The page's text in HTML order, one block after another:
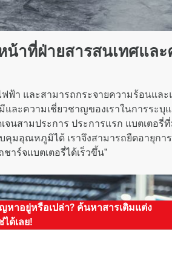
น้าที่ฝ่ายสารสนเทศแล
ฟ้า และสามารถกระจายความร้อนและ
ละความเชี่ยวชาญของเราในการระบุ
นสามประการ ประการแรก แบตเตอรี่
มอุณหภูมิได้ เราจึงสามารถยืดอายุกา
าร์จแบตเตอรี่ได้เร็วขึ้น”
หาอยู่หรือเปล่า? ค้นหาสารเติมแต่ง
ด้เลย!